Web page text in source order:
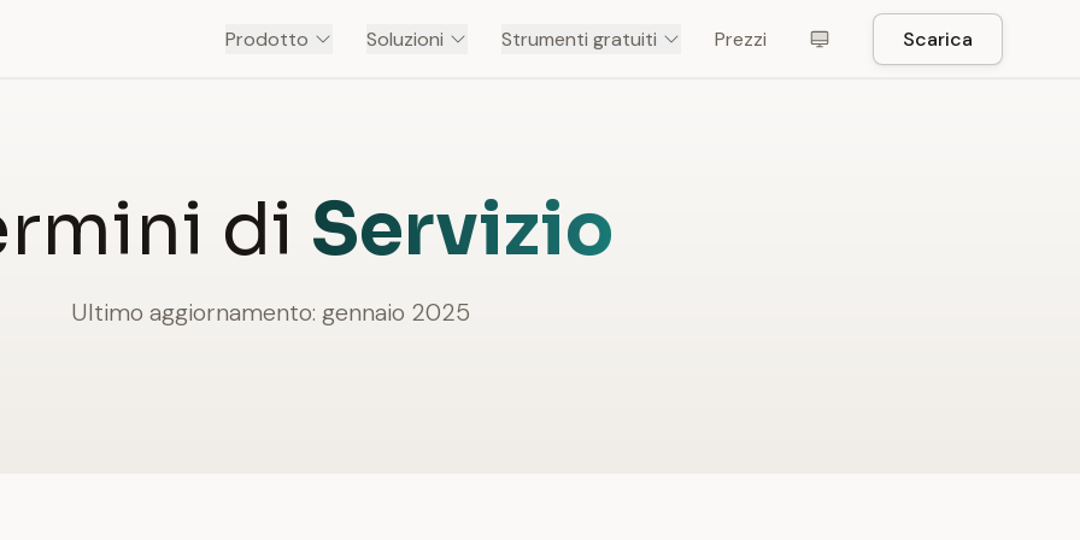
Prodotto Soluzioni Strumenti gratuiti Prezzi Scarica
di Servizio
Ultimo aggiornamento: gennaio 2025